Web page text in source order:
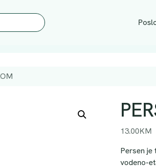
13.00KM
Persen je
vodeno-